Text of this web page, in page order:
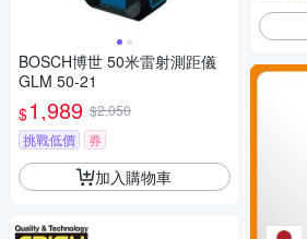
BOSCH博世 50米雷射測距儀
GLM 50-21
$1,989 $2,050
挑戰低價
券
加入購物車